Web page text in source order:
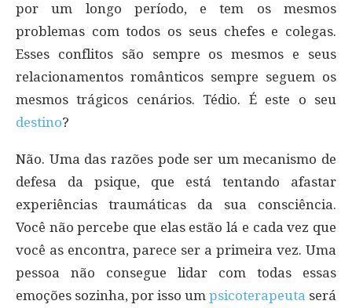
por um longo período, e tem os mesmos
problemas com todos os seus chefes e colegas.
Esses conflitos são sempre os mesmos e seus
relacionamentos românticos sempre seguem os
mesmos trágicos cenários. Tédio. É este o seu
destino?
Não. Uma das razões pode ser um mecanismo de
defesa da psique, que está tentando afastar
experiências traumáticas da sua consciência.
Você não percebe que elas estão lá e cada vez que
você as encontra, parece ser a primeira vez. Uma
pessoa não consegue lidar com todas essas
emoções sozinha, por isso um psicoterapeuta será